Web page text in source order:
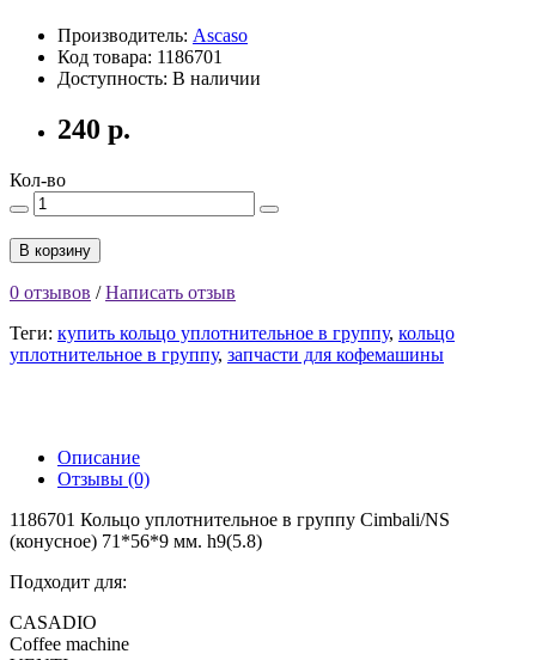
Производитель: Ascaso
Код товара: 1186701
Доступность: В наличии
240 р.
Кол-во
В корзину
0 отзывов /Написать отзыв
Теги: купить кольцо уплотнительное в группу, кольцо
уплотнительное в группу, запчасти для кофемашины
Описание
Отзывы (0)
1186701 Кольцо уплотнительное в группу Cimbali/NS
(конусное) 71*56*9 мм. h9(5.8)
Подходит для:
CASADIO
Coffee machine